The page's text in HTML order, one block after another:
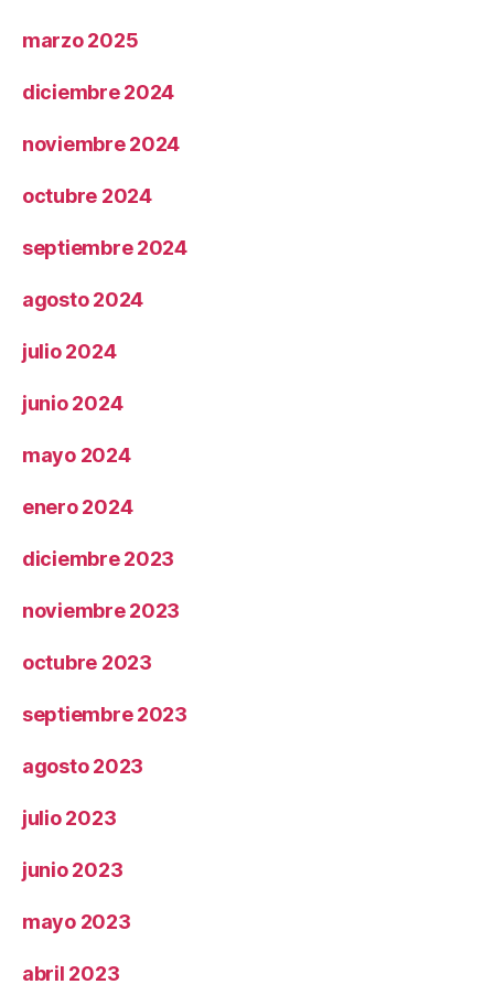
marzo 2025
diciembre 2024
noviembre 2024
octubre 2024
septiembre 2024
agosto 2024
julio 2024
junio 2024
mayo 2024
enero 2024
diciembre 2023
noviembre 2023
octubre 2023
septiembre 2023
agosto 2023
julio 2023
junio 2023
mayo 2023
abril 2023